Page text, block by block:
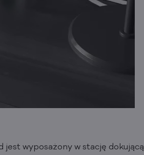
jest wyposażony w stację dokującą